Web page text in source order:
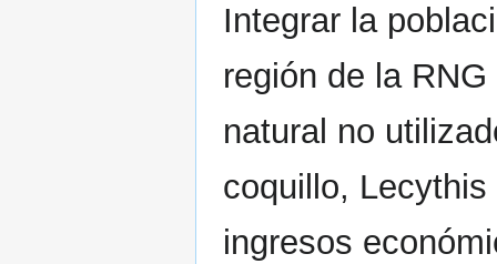
Integrar la
región de la
natural no
coquillo,
ingresos